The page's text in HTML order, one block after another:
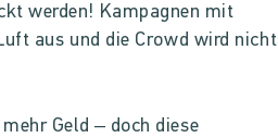
werden! Kampagnen mit
aus und die Crowd wird nicht
Geld – doch diese